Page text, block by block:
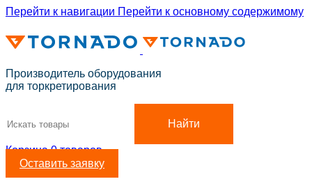
Перейти к навигации Перейти к основному содержимому
Производитель оборудования
для торкретирования
Найти
Корзина0товаров
Оставить заявку